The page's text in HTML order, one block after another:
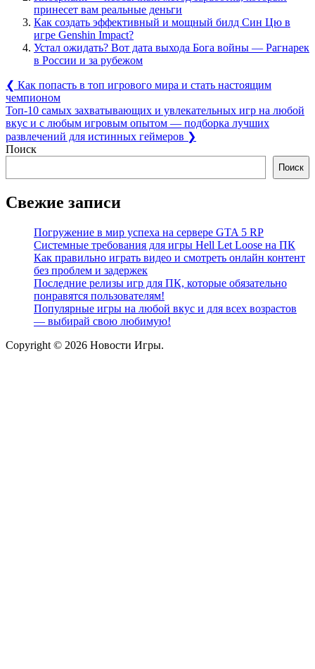
принесет вам реальные деньги
Как создать эффективный и мощный билд Син Цю в
игре Genshin Impact?
Устал ожидать? Вот дата выхода Бога войны — Рагнарек
в России и за рубежом
Навигация
по
записям
❮ Previous
Post:
Как попасть в топ игрового мира и стать настоящим
чемпионом
Next
Post:
Топ-10 самых захватывающих и увлекательных игр на любой
вкус и с любым игровым опытом — подборка лучших
развлечений для истинных геймеров ❯
Поиск
Поиск
Свежие записи
Погружение в мир успеха на сервере GTA 5 RP
Системные требования для игры Hell Let Loose на ПК
Как правильно играть видео и смотреть онлайн контент
без проблем и задержек
Последние релизы игр для ПК, которые обязательно
понравятся пользователям!
Популярные игры на любой вкус и для всех возрастов
— выбирай свою любимую!
Copyright © 2026 Новости Игры.